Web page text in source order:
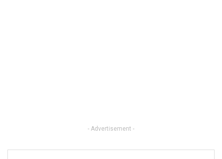
- Advertisement -